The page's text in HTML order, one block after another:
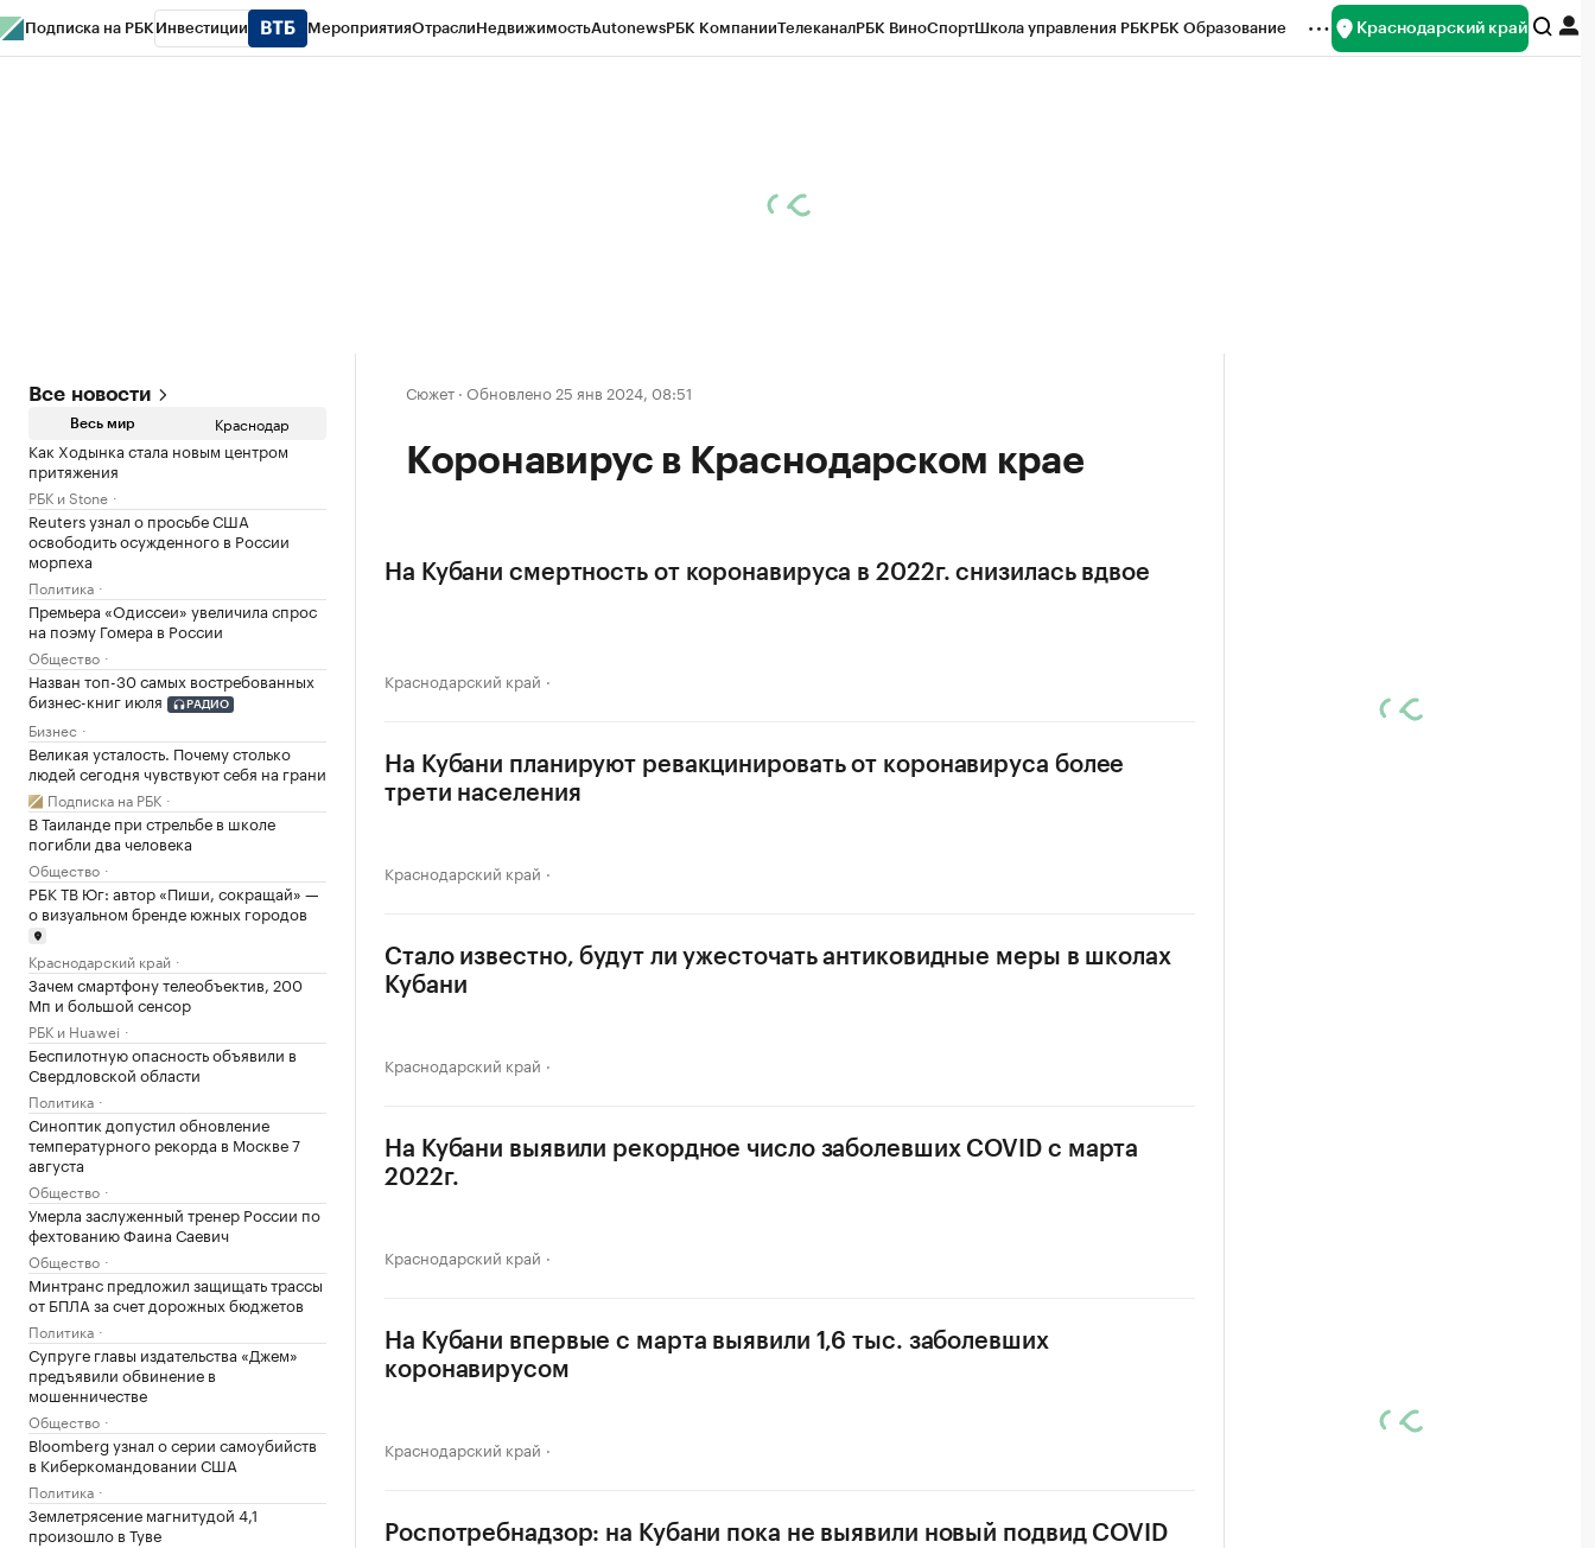
Подписка на РБК Инвестиции МероприятияОтраслиНедвижимостьAutonewsРБК КомпанииТелеканалРБК ВиноСпортШкола управления РБКРБК Образование Краснодарский край
Все новости
Весь мир Краснодар
Как Ходынка стала новым центром
притяжения
РБК и Stone
Reuters узнал о просьбе США
освободить осужденного в России
морпеха
Политика
Премьера «Одиссеи» увеличила спрос
на поэму Гомера в России
Общество
Назван топ-30 самых востребованных
бизнес-книг июля
РАДИО
Бизнес
Великая усталость. Почему столько
людей сегодня чувствуют себя на грани
Подписка на РБК
В Таиланде при стрельбе в школе
погибли два человека
Общество
РБК ТВ Юг: автор «Пиши, сокращай» —
о визуальном бренде южных городов
Краснодарский край
Зачем смартфону телеобъектив, 200
Мп и большой сенсор
РБК и Huawei
Беспилотную опасность объявили в
Свердловской области
Политика
Синоптик допустил обновление
температурного рекорда в Москве 7
августа
Общество
Умерла заслуженный тренер России по
фехтованию Фаина Саевич
Общество
Минтранс предложил защищать трассы
от БПЛА за счет дорожных бюджетов
Политика
Супруге главы издательства «Джем»
предъявили обвинение в
мошенничестве
Общество
Bloomberg узнал о серии самоубийств
в Киберкомандовании США
Политика
Землетрясение магнитудой 4,1
произошло в Туве
Сюжет · Обновлено 25 янв 2024, 08:51
Коронавирус в Краснодарском крае
На Кубани смертность от коронавируса в 2022г. снизилась вдвое
Краснодарский край
На Кубани планируют ревакцинировать от коронавируса более
трети населения
Краснодарский край
Стало известно, будут ли ужесточать антиковидные меры в школах
Кубани
Краснодарский край
На Кубани выявили рекордное число заболевших COVID с марта
2022г.
Краснодарский край
На Кубани впервые с марта выявили 1,6 тыс. заболевших
коронавирусом
Краснодарский край
Роспотребнадзор: на Кубани пока не выявили новый подвид COVID